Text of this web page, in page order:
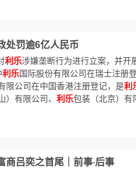
处罚逾6亿人民币
利乐涉嫌垄断行为进行立案，并
利乐国际股份有限公司在瑞士注册
限公司在中国香港注册登记，是利
）有限公司、 利乐包装（北京）有
吕奕之首尾｜前事·后事